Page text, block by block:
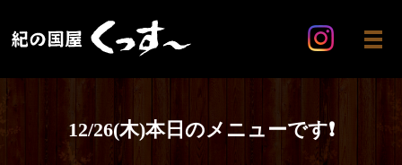
メ
12/26(木)本日のメニューです❗️